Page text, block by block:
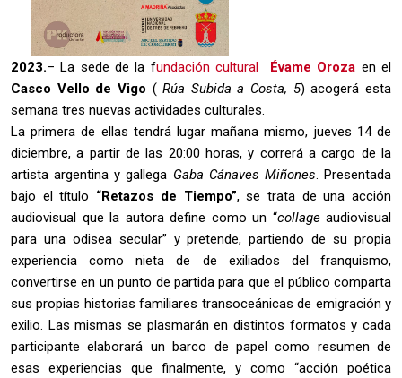
2023.– La sede de la fundación cultural Évame Oroza en el
Casco Vello de Vigo (Rúa Subida a Costa, 5) acogerá esta
semana tres nuevas actividades culturales.
La primera de ellas tendrá lugar mañana mismo, jueves 14 de
diciembre, a partir de las 20:00 horas, y correrá a cargo de la
artista argentina y gallega Gaba Cánaves Miñones . Presentada
bajo el título “Retazos de Tiempo”, se trata de una acción
audiovisual que la autora define como un “collageaudiovisual
para una odisea secular” y pretende, partiendo de su propia
experiencia como nieta de de exiliados del franquismo,
convertirse en un punto de partida para que el público comparta
sus propias historias familiares transoceánicas de emigración y
exilio. Las mismas se plasmarán en distintos formatos y cada
participante elaborará un barco de papel como resumen de
esas experiencias que finalmente, y como “acción poética